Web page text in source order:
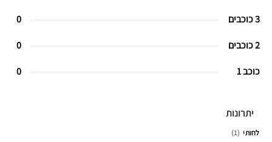
3 כוכבים 0
2 כוכבים 0
כוכב 1 0
יתרונות
לחותי
1